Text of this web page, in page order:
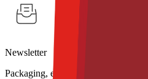
Newsletter
Packaging, envasado y procesamiento